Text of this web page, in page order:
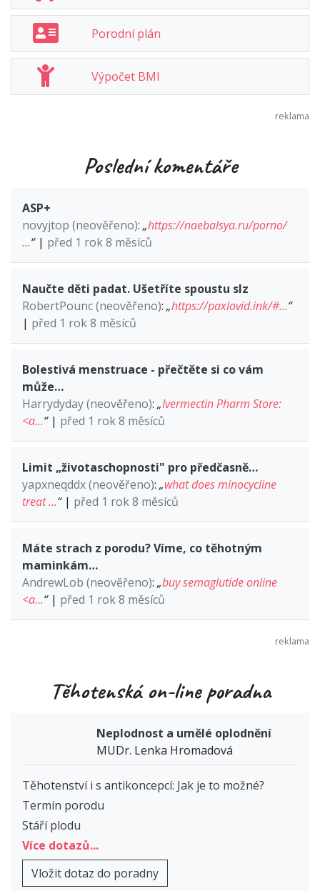
Porodní plán
Výpočet BMI
Poslední komentáře
ASP+
novyjtop (neověřeno): „https://naebalsya.ru/porno/
…“| před 1 rok 8 měsíců
Naučte děti padat. Ušetříte spoustu slz
RobertPounc (neověřeno): „https://paxlovid.ink/#…“
| před 1 rok 8 měsíců
Bolestivá menstruace - přečtěte si co vám
může…
Harrydyday (neověřeno): „Ivermectin Pharm Store:
<a…“| před 1 rok 8 měsíců
Limit „životaschopnosti" pro předčasně…
yapxneqddx (neověřeno): „what does minocycline
treat …“| před 1 rok 8 měsíců
Máte strach z porodu? Víme, co těhotným
maminkám…
AndrewLob (neověřeno): „buy semaglutide online
<a…“| před 1 rok 8 měsíců
Těhotenská on-line poradna
Neplodnost a umělé oplodnění
MUDr. Lenka Hromadová
Těhotenství i s antikoncepcí: Jak je to možné?
Termín porodu
Stáří plodu
Více dotazů...
Vložit dotaz do poradny